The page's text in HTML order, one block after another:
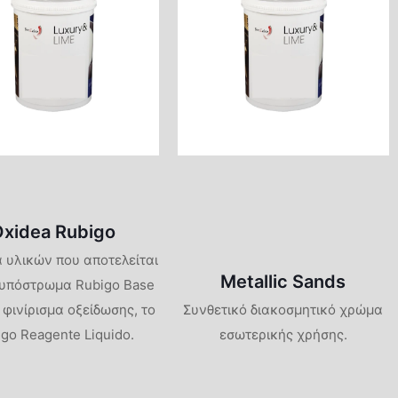
Rubigo
που αποτελείται
Rubigo Base
οξείδωσης, το
Reagente Liquido.
Metallic Sands
Συνθετικό διακοσμητικό χρώμα
εσωτερικής χρήσης.